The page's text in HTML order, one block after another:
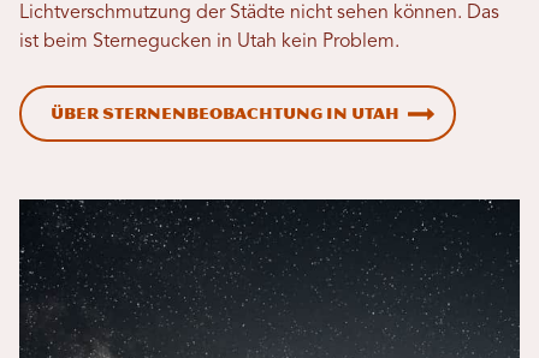
Lichtverschmutzung der Städte nicht sehen können. Das
ist beim Sternegucken in Utah kein Problem.
Über Sternenbeobachtung in Utah